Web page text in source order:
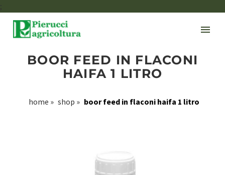
;
BOOR FEED IN FLACONI
HAIFA 1 LITRO
home » shop » boor feed in flaconi haifa 1 litro